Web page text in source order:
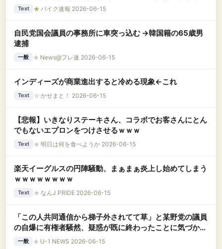
ない」
Text ★ バイク速報 2026-06-15
自民党国会議員の事務所に車突っ込む →韓国籍の65歳男
逮捕
一般 ★ News@フレ速 2026-06-15
インディーズが商業進出すると冷める現象←これ
Text ☆ かせまと！ 2026-06-15
【悲報】いきなりステーキさん、コラボでお客さんにとん
でもないエプロンをつけさせるｗｗｗ
Text ★ 明日は何を食べようか 2026-06-15
楽天イーグルスの円陣騒動、まぁまぁ炎上し始めてしまう
ｗｗｗｗｗｗｗｗ
Text ★ なんJ PRIDE 2026-06-15
「この人共同通信から梯子外されてて草」と某野党の議員
の自爆に有権者騒然、疑惑が既に終わったことに気づかず
国会で追求しようとして……
一般 ★ U-1 NEWS 2026-06-15